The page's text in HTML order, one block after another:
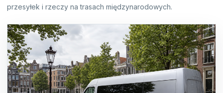
przesyłek i rzeczy na trasach międzynarodowych.